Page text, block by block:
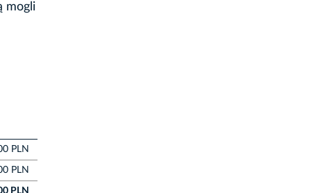
mogli
PLN
PLN
PLN